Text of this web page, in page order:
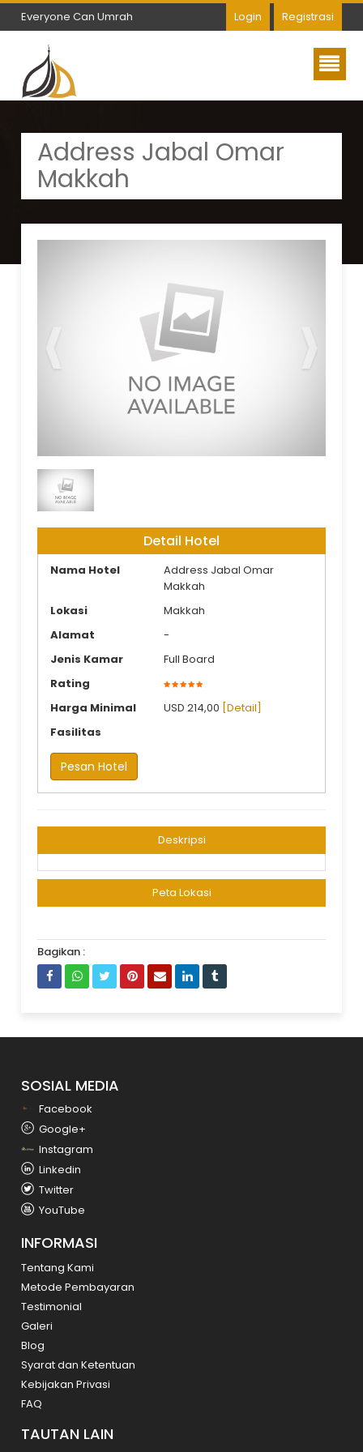
Everyone Can Umrah
Everyone Can Umrah Login Registrasi
Address Jabal Omar
Makkah
Detail Hotel
Nama Hotel
Address Jabal Omar
Makkah
Lokasi
Makkah
Alamat
-
Jenis Kamar
Full Board
Rating
Harga Minimal
USD 214,00 [Detail]
Fasilitas
Pesan Hotel
Deskripsi
Peta Lokasi
Bagikan :
SOSIAL MEDIA
Facebook
Google+
Instagram
Linkedin
Twitter
YouTube
INFORMASI
Tentang Kami
Metode Pembayaran
Testimonial
Galeri
Blog
Syarat dan Ketentuan
Kebijakan Privasi
FAQ
TAUTAN LAIN